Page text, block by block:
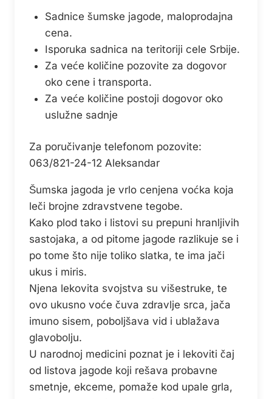
Sadnice šumske jagode, maloprodajna
cena.
Isporuka sadnica na teritoriji cele Srbije.
Za veće količine pozovite za dogovor
oko cene i transporta.
Za veće količine postoji dogovor oko
uslužne sadnje
Za poručivanje telefonom pozovite:
063/821-24-12 Aleksandar
Šumska jagoda je vrlo cenjena voćka koja
leči brojne zdravstvene tegobe.
Kako plod tako i listovi su prepuni hranljivih
sastojaka, a od pitome jagode razlikuje se i
po tome što nije toliko slatka, te ima jači
ukus i miris.
Njena lekovita svojstva su višestruke, te
ovo ukusno voće čuva zdravlje srca, jača
imuno sisem, poboljšava vid i ublažava
glavobolju.
U narodnoj medicini poznat je i lekoviti čaj
od listova jagode koji rešava probavne
smetnje, ekceme, pomaže kod upale grla,